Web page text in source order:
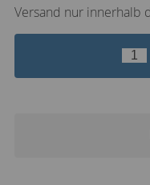
Versand nur innerhalb